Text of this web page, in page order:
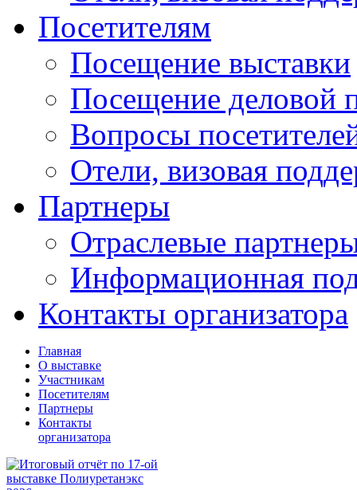
Посетителям
Посещение выставки
Посещение деловой
Вопросы
Отели, визовая
Партнеры
Отраслевые
Информационная
Контакты организатора
Главная
О выставке
Участникам
Посетителям
Партнеры
Контакты
организатора